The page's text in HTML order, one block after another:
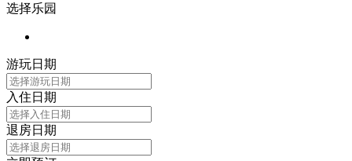
选择乐园
游玩日期
入住日期
退房日期